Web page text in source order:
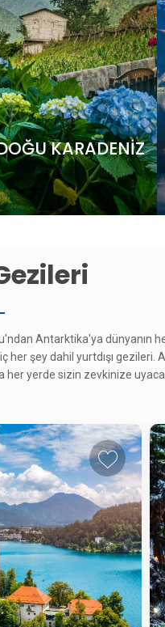
NORVEÇ -
Gezi
Antarktika'ya dünyanın
her şey dahil yurtdışı gezileri.
yerde sizin zevkinize